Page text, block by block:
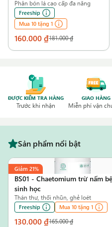
Phân bón lá cao cấp đa năng
Freeship
Mua 10 tặng 1
160.000 ₫181.000 ₫
ĐƯỢC KIỂM TRA HÀNG
Trước khi nhận
GIAO HÀNG
Miễn phí vận
Sản phẩm nổi bật
Giảm 21%
BS01 - Chaetomium trừ nấm
sinh học
Thán thư, thối nhũn, ghẻ loét
Freeship Mua 10 tặng 1
130.000 ₫165.000 ₫